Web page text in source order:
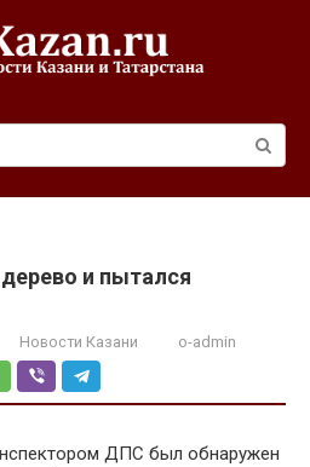
и пытался
Новости Казани o-admin
ДПС был обнаружен